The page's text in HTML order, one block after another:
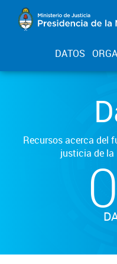
DATOS
Recursos acerca del
justicia de la